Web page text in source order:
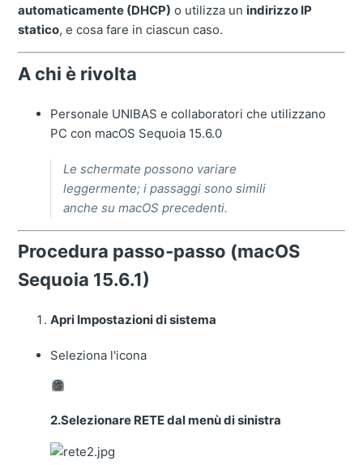
automaticamente (DHCP) o utilizza un indirizzo IP
statico, e cosa fare in ciascun caso.
A chi è rivolta
Personale UNIBAS e collaboratori che utilizzano
PC con macOS Sequoia 15.6.0
Le schermate possono variare
leggermente; i passaggi sono simili
anche su macOS precedenti.
Procedura passo‑passo (macOS
Sequoia 15.6.1)
Apri Impostazioni di sistema
Seleziona l'icona
2.Selezionare RETE dal menù di sinistra